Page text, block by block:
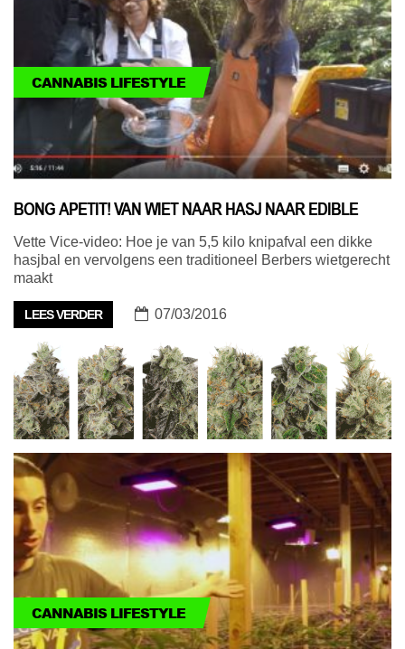
CANNABIS LIFESTYLE
BONG APETIT! VAN WIET NAAR HASJ NAAR EDIBLE
Vette Vice-video: Hoe je van 5,5 kilo knipafval een dikke
hasjbal en vervolgens een traditioneel Berbers wietgerecht
maakt
LEES VERDER 07/03/2016
CANNABIS LIFESTYLE